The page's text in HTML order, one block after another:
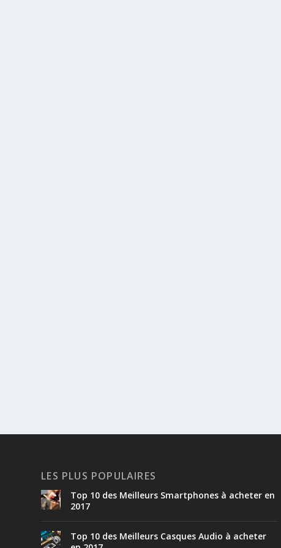
LES PLUS POPULAIRES
Top 10 des Meilleurs Smartphones à acheter en
2017
Top 10 des Meilleurs Casques Audio à acheter